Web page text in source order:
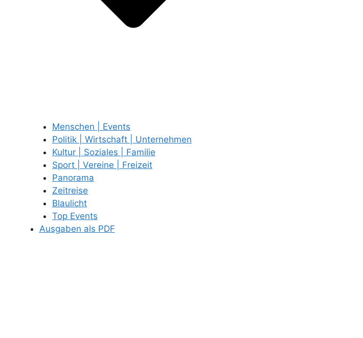
Menschen | Events
Politik | Wirtschaft | Unternehmen
Kultur | Soziales | Familie
Sport | Vereine | Freizeit
Panorama
Zeitreise
Blaulicht
Top Events
Ausgaben als PDF